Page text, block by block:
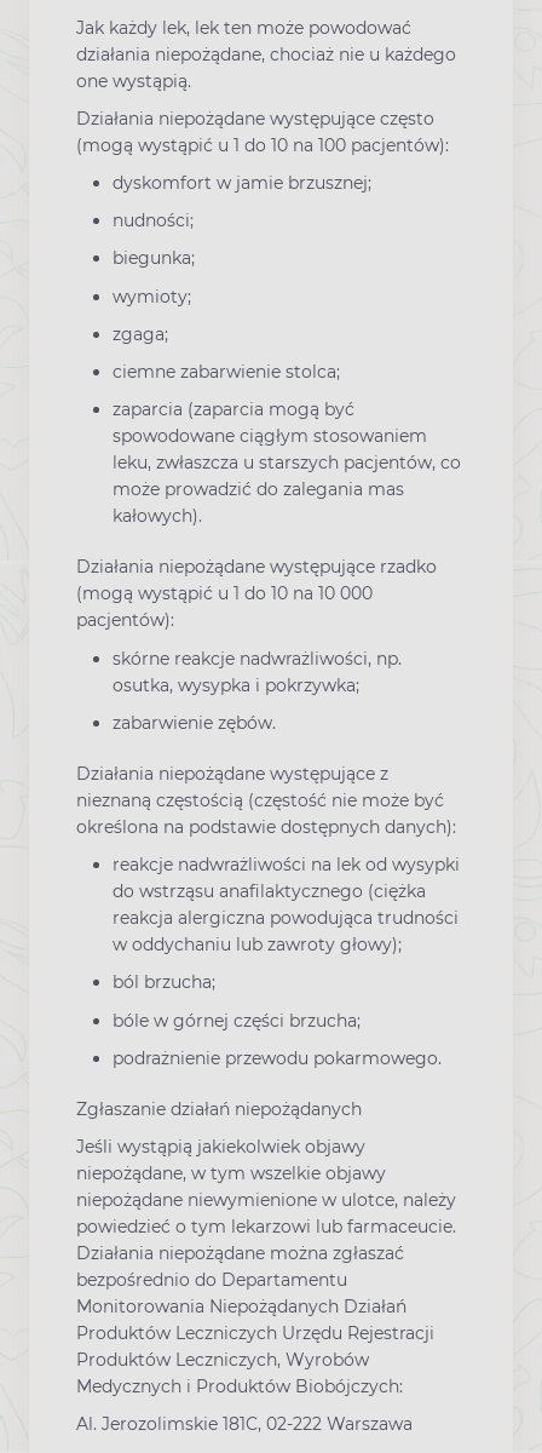
Jak każdy lek, lek ten może powodować
działania niepożądane, chociaż nie u każdego
one wystąpią.
Działania niepożądane występujące często
(mogą wystąpić u 1 do 10 na 100 pacjentów):
dyskomfort w jamie brzusznej;
nudności;
biegunka;
wymioty;
zgaga;
ciemne zabarwienie stolca;
zaparcia (zaparcia mogą być
spowodowane ciągłym stosowaniem
leku, zwłaszcza u starszych pacjentów, co
może prowadzić do zalegania mas
kałowych).
Działania niepożądane występujące rzadko
(mogą wystąpić u 1 do 10 na 10 000
pacjentów):
skórne reakcje nadwrażliwości, np.
osutka, wysypka i pokrzywka;
zabarwienie zębów.
Działania niepożądane występujące z
nieznaną częstością (częstość nie może być
określona na podstawie dostępnych danych):
reakcje nadwrażliwości na lek od wysypki
do wstrząsu anafilaktycznego (ciężka
reakcja alergiczna powodująca trudności
w oddychaniu lub zawroty głowy);
ból brzucha;
bóle w górnej części brzucha;
podrażnienie przewodu pokarmowego.
Zgłaszanie działań niepożądanych
Jeśli wystąpią jakiekolwiek objawy
niepożądane, w tym wszelkie objawy
niepożądane niewymienione w ulotce, należy
powiedzieć o tym lekarzowi lub farmaceucie.
Działania niepożądane można zgłaszać
bezpośrednio do Departamentu
Monitorowania Niepożądanych Działań
Produktów Leczniczych Urzędu Rejestracji
Produktów Leczniczych, Wyrobów
Medycznych i Produktów Biobójczych:
Al. Jerozolimskie 181C, 02-222 Warszawa